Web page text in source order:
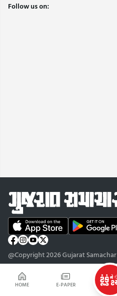
HOME E-PAPER
Follow us on:
@Copyright 2026 Gujarat Samachar